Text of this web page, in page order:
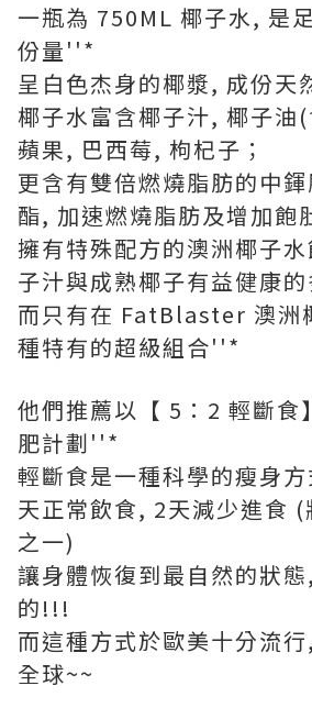
一瓶為 750ML 椰子水, 是
份量''*
呈白色杰身的椰漿, 成份天
椰子水富含椰子汁, 椰子油
蘋果, 巴西莓, 枸杞子；
更含有雙倍燃燒脂肪的中
酯, 加速燃燒脂肪及增加飽
擁有特殊配方的澳洲椰子
子汁與成熟椰子有益健康的
而只有在 FatBlaster 澳洲
種特有的超級組合''*
他們推薦以【 5：2 輕斷食
肥計劃''*
輕斷食是一種科學的瘦身
天正常飲食, 2天減少進食 (
之一)
讓身體恢復到最自然的狀
的!!!
而這種方式於歐美十分流
全球~~